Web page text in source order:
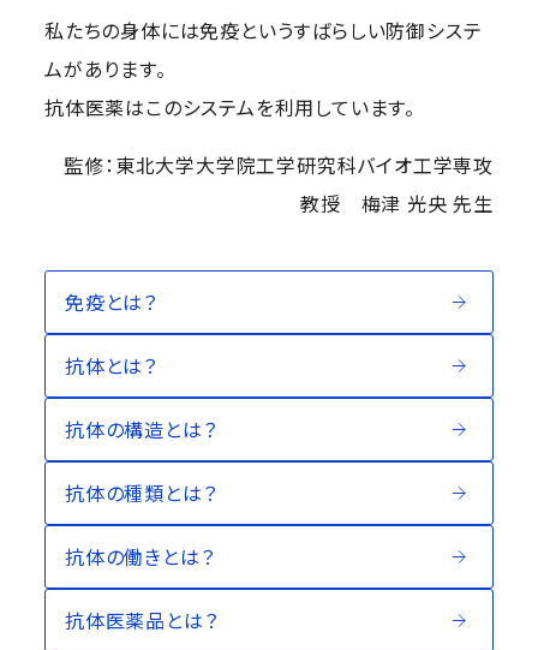
私たちの身体には免疫というすばらしい防御システ
ムがあります。
抗体医薬はこのシステムを利用しています。
監修：東北大学大学院工学研究科バイオ工学専攻
教授 梅津 光央 先生
免疫とは？
抗体とは？
抗体の構造とは？
抗体の種類とは？
抗体の働きとは？
抗体医薬品とは？